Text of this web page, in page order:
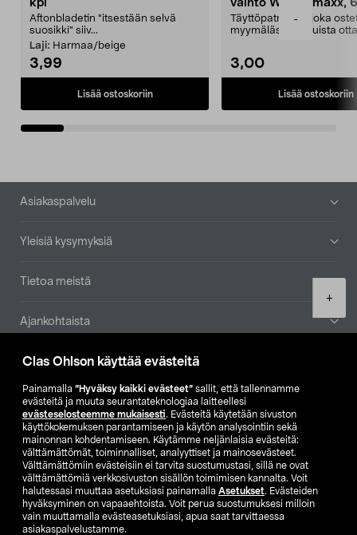
Clas Ohlson käyttää evästeitä
Painamalla ”Hyväksy kaikki evästeet” sallit, että tallennamme
evästeitä ja muuta seurantateknologiaa laitteellesi
evästeselosteemme mukaisesti. Evästeitä käytetään sivuston
käyttökokemuksen parantamiseen ja käytön analysointiin sekä
mainonnan kohdentamiseen. Käytämme neljänlaisia evästeitä:
välttämättömät, toiminnalliset, analyyttiset ja mainosevästeet.
Välttämättömiin evästeisiin ei tarvita suostumustasi, sillä ne ovat
välttämättömiä verkkosivuston sisällön toimimisen kannalta. Voit
halutessasi muuttaa asetuksiasi painamalla Asetukset. Evästeiden
hyväksyminen on vapaaehtoista. Voit perua suostumuksesi milloin
vain muuttamalla evästeasetuksiasi, apua saat tarvittaessa
asiakaspalvelustamme.
-
+
kpl
Aftonbladetin "itsestään selvä
suosikki" siiv...
Laji: Harmaa/beige
3,99
Lisää ostoskoriin
vaihto Wassermaxx,
Täyttöpatruuna, joka
myymälästä – muista
3,00
Lisää ostoskoriin
Alatunniste
Asiakaspalvelu
Yleisiä kysymyksiä
Tietoa meistä
Ajankohtaista
Muut yrityksemme
Etsi myymälä
SE NO FI
FI SV